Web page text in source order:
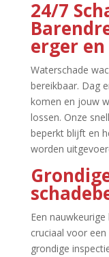
24/7
erger
Waterschade
bereikbaar.​ Dag
komen en jouw
lossen.​ Onze
beperkt blijft en
worden
Een
cruciaal voor
grondige